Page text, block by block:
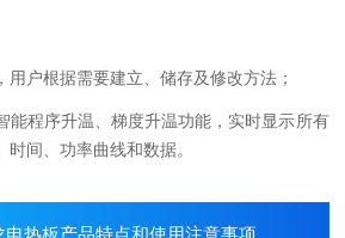
用户根据需要建立、储存及修改方法；
能程序升温、梯度升温功能，实时显示所有
间、功率曲线和数据。
电热板产品特点和使用注意事项